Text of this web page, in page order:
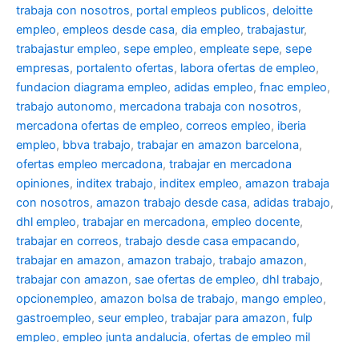
trabaja con nosotros, portal empleos publicos, deloitte
empleo, empleos desde casa, dia empleo, trabajastur,
trabajastur empleo, sepe empleo, empleate sepe, sepe
empresas, portalento ofertas, labora ofertas de empleo,
fundacion diagrama empleo, adidas empleo, fnac empleo,
trabajo autonomo, mercadona trabaja con nosotros,
mercadona ofertas de empleo, correos empleo, iberia
empleo, bbva trabajo, trabajar en amazon barcelona,
ofertas empleo mercadona, trabajar en mercadona
opiniones, inditex trabajo, inditex empleo, amazon trabaja
con nosotros, amazon trabajo desde casa, adidas trabajo,
dhl empleo, trabajar en mercadona, empleo docente,
trabajar en correos, trabajo desde casa empacando,
trabajar en amazon, amazon trabajo, trabajo amazon,
trabajar con amazon, sae ofertas de empleo, dhl trabajo,
opcionempleo, amazon bolsa de trabajo, mango empleo,
gastroempleo, seur empleo, trabajar para amazon, fulp
empleo, empleo junta andalucia, ofertas de empleo mil